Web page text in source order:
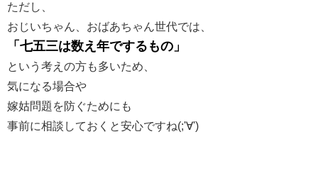
ただし、
おじいちゃん、おばあちゃん世代では、
「七五三は数え年でするもの」
という考えの方も多いため、
気になる場合や
嫁姑問題を防ぐためにも
事前に相談しておくと安心ですね(;'∀')